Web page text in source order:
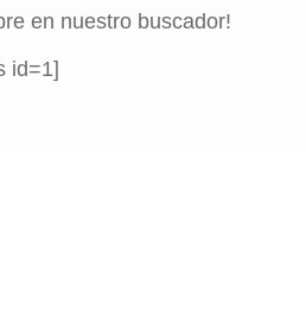
en nuestro buscador!
id=1]